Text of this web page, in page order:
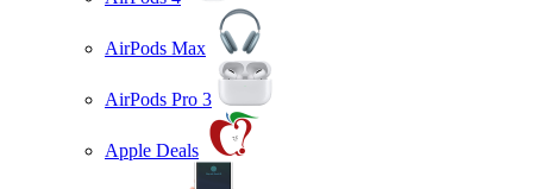
AirPods Max
AirPods Pro 3
Apple Deals